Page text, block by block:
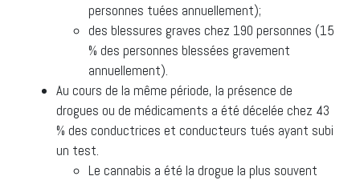
personnes tuées annuellement);
des blessures graves chez 190 personnes (15
% des personnes blessées gravement
annuellement).
Au cours de la même période, la présence de
drogues ou de médicaments a été décelée chez 43
% des conductrices et conducteurs tués ayant subi
un test.
Le cannabis a été la drogue la plus souvent